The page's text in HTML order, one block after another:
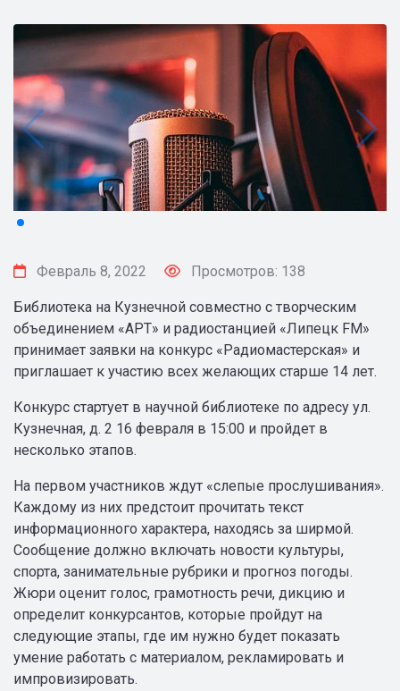
Февраль 8, 2022 Просмотров: 138
Библиотека на Кузнечной совместно с творческим
объединением «АРТ» и радиостанцией «Липецк FM»
принимает заявки на конкурс «Радиомастерская» и
приглашает к участию всех желающих старше 14 лет.
Конкурс стартует в научной библиотеке по адресу ул.
Кузнечная, д. 2 16 февраля в 15:00 и пройдет в
несколько этапов.
На первом участников ждут «слепые прослушивания».
Каждому из них предстоит прочитать текст
информационного характера, находясь за ширмой.
Сообщение должно включать новости культуры,
спорта, занимательные рубрики и прогноз погоды.
Жюри оценит голос, грамотность речи, дикцию и
определит конкурсантов, которые пройдут на
следующие этапы, где им нужно будет показать
умение работать с материалом, рекламировать и
импровизировать.